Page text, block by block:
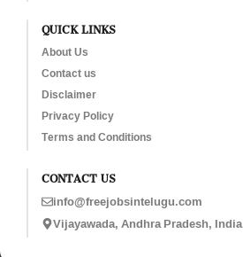
QUICK LINKS
About Us
Contact us
Disclaimer
Privacy Policy
Terms and Conditions
CONTACT US
info@freejobsintelugu.com
Vijayawada, Andhra Pradesh, India